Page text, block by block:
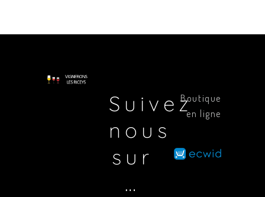
Suivez
nous
sur
…
Boutique
en ligne